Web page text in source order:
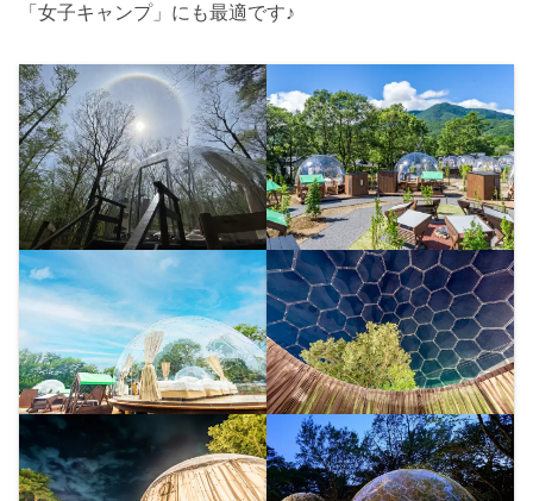
「女子キャンプ」にも最適です♪